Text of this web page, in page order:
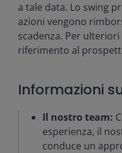
a tale data. Lo swing
azioni vengono
scadenza. Per
riferimento al
Informazioni
Il nostro team:
esperienza, il
conduce un